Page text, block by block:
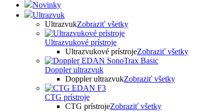
Novinky
Ultrazvuk
UltrazvukZobraziť všetky
Ultrazvukové prístroje
Ultrazvukové prístrojeZobraziť všetky
Doppler ultrazvuk
Doppler ultrazvukZobraziť všetky
CTG prístroje
CTG prístrojeZobraziť všetky